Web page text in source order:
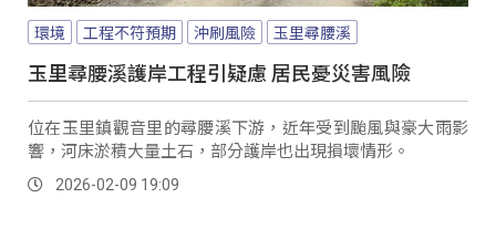
環境 工程不符預期 沖刷風險 玉里尋腰溪
玉里尋腰溪護岸工程引疑慮 居民憂災害風險
位在玉里鎮觀音里的尋腰溪下游，近年受到颱風與豪大雨影
響，河床淤積大量土石，部分護岸也出現損壞情形。
2026-02-09 19:09